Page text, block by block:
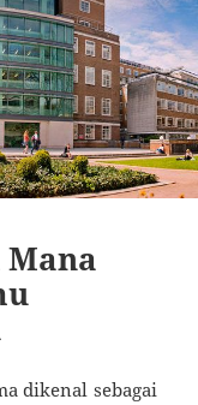
dikenal sebagai